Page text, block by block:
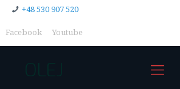
+48 530 907 520
Facebook Youtube
OLEJ